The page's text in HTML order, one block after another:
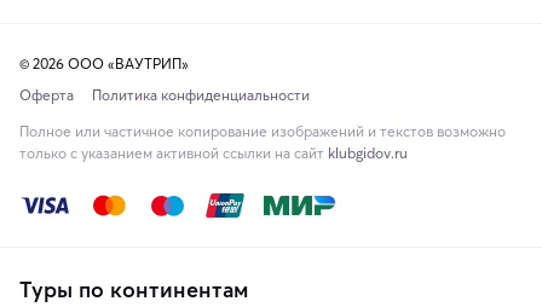
© 2026 ООО «ВАУТРИП»
Оферта
Политика конфиденциальности
Полное или частичное копирование изображений и текстов возможно
только с указанием активной ссылки на сайт klubgidov.ru
Туры по континентам